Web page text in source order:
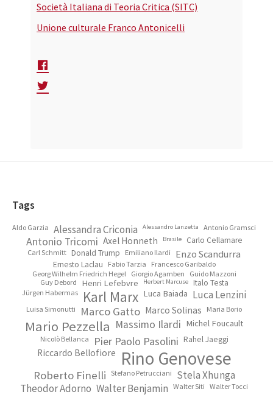
Società Italiana di Teoria Critica (SITC)
Unione culturale Franco Antonicelli
Footer
Tags
Aldo Garzia Alessandra Criconia Alessandro Lanzetta Antonio Gramsci
Antonio Tricomi Axel Honneth Brasile Carlo Cellamare
Carl Schmitt Donald Trump Emiliano Ilardi Enzo Scandurra
Ernesto Laclau Fabio Tarzia
Francesco Garibaldo
Georg Wilhelm Friedrich Hegel
Giorgio Agamben
Guido Mazzoni
Guy Debord
Henri Lefebvre Herbert Marcuse Italo Testa
Jürgen Habermas Karl Marx Luca Baiada Luca Lenzini
Luisa Simonutti Marco Gatto Marco Solinas Maria Borio
Mario Pezzella Massimo Ilardi Michel Foucault
Nicolò Bellanca Pier Paolo Pasolini Rahel Jaeggi
Riccardo Bellofiore Rino Genovese
Roberto Finelli Stefano Petrucciani
Stela Xhunga
Theodor Adorno Walter Benjamin Walter Siti Walter Tocci